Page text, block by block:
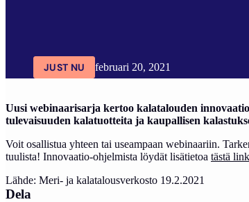
JUST NU februari 20, 2021
Uusi webinaarisarja kertoo kalatalouden
tulevaisuuden kalatuotteita ja kaupallisen
Voit osallistua yhteen tai useampaan webinaariin.
tuulista! Innovaatio-ohjelmista löydät lisätietoa tästä
Lähde: Meri- ja kalatalousverkosto 19.2.2021
Dela